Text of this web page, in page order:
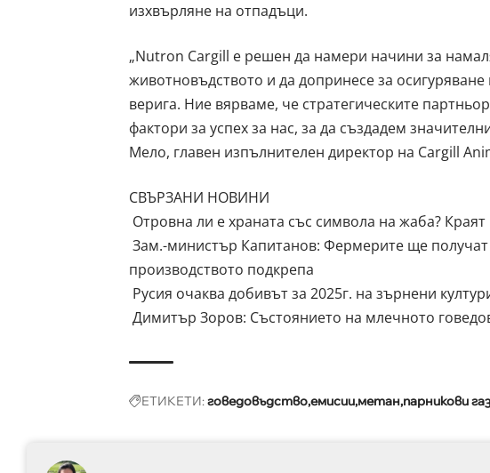
изхвърляне на отпадъци.
„Nutron Cargill е решен да намери начини за
животновъдството и да допринесе за
верига. Ние вярваме, че стратегическите
фактори за успех за нас, за да създадем
Мело, главен изпълнителен директор на Cargill
СВЪРЗАНИ НОВИНИ
Отровна ли е храната със символа на жаба?
Зам.-министър Капитанов: Фермерите ще
производството подкрепа
Русия очаква добивът за 2025г. на зърнени
Димитър Зоров: Състоянието на млечното
ЕТИКЕТИ:говедовъдствоемисииметанпарникови